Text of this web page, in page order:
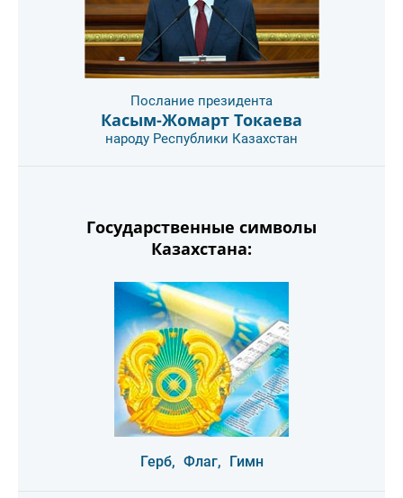
Послание президента
Касым-Жомарт Токаева
народу Республики Казахстан
Государственные символы
Казахстана:
Герб, Флаг, Гимн